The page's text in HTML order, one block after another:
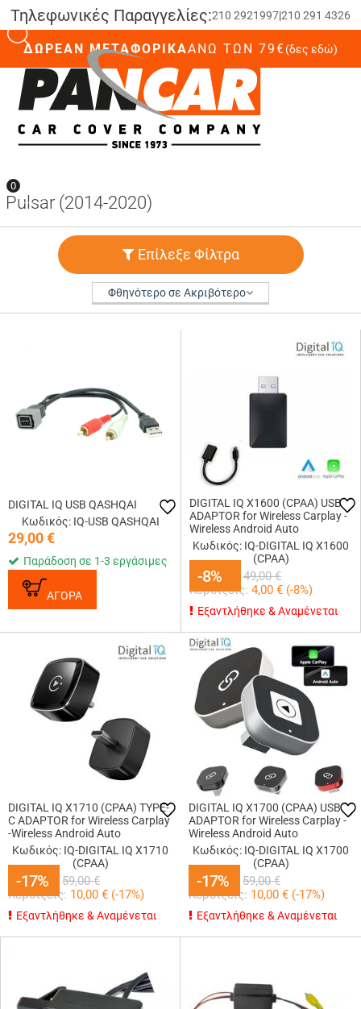
Τηλεφωνικές Παραγγελίες:210 2921997|210 291 4326
ΔΩΡΕΑΝ ΜΕΤΑΦΟΡΙΚΑΆΝΩ ΤΩΝ 79€(δες εδώ)
0
Pulsar (2014-2020)
Επίλεξε Φίλτρα
Φθηνότερο σε Ακριβότερο
DIGITAL IQ USB QASHQAI
Κωδικός: IQ-USB QASHQAI
29,00€
Παράδοση σε 1-3 εργάσιμες
ΑΓΟΡΑ
-8%
DIGITAL IQ X1600 (CPAA) USB
ADAPTOR for Wireless Carplay -
Wireless Android Auto
Κωδικός: IQ-DIGITAL IQ X1600
(CPAA)
45,00 49,00 €
Κερδίζεις: 4,00 € (-8%)
-8%
Εξαντλήθηκε & Αναμένεται
-17%
DIGITAL IQ X1710 (CPAA) TYPE-
C ADAPTOR for Wireless Carplay
-Wireless Android Auto
Κωδικός: IQ-DIGITAL IQ X1710
(CPAA)
49,00€ 59,00 €
Κερδίζεις: 10,00 € (-17%)
-17%
Εξαντλήθηκε & Αναμένεται
-17%
DIGITAL IQ X1700 (CPAA) USB
ADAPTOR for Wireless Carplay -
Wireless Android Auto
Κωδικός: IQ-DIGITAL IQ X1700
(CPAA)
49,00€ 59,00 €
Κερδίζεις: 10,00 € (-17%)
-17%
Εξαντλήθηκε & Αναμένεται